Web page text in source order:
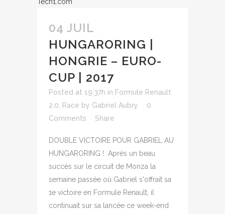
04 JUIL
HUNGARORING |
HONGRIE – EURO-
CUP | 2017
Posted at 19:37h in Formule Renault
2.0
Race by Gabriel Aubry
0
Comments
Share
DOUBLE VICTOIRE POUR GABRIEL AU
HUNGARORING ! Après un beau
succès sur le circuit de Monza la
semaine passée où Gabriel s'offrait sa
1e victoire en Formule Renault, il
continuait sur sa lancée ce week-end